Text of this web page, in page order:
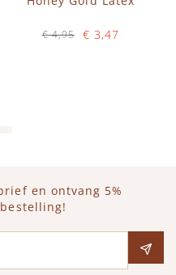
€ 3,47
€ 4,95
en ontvang 5%